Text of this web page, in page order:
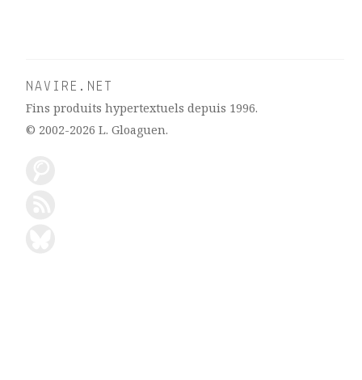
NAVIRE.NET
Fins produits hypertextuels depuis 1996.
© 2002-2026 L. Gloaguen.